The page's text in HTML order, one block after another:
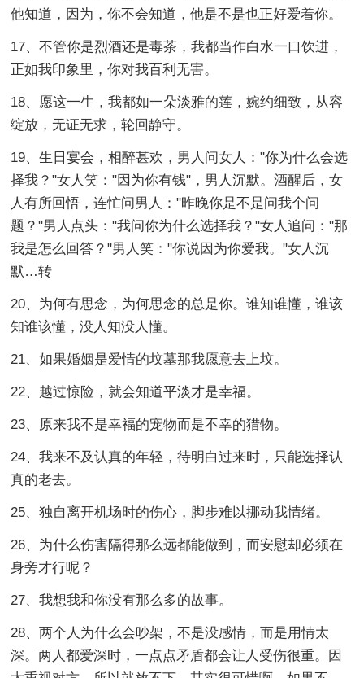
他知道，因为，你不会知道，他是不是也正好爱着你。
17、不管你是烈酒还是毒茶，我都当作白水一口饮进，
正如我印象里，你对我百利无害。
18、愿这一生，我都如一朵淡雅的莲，婉约细致，从容
绽放，无证无求，轮回静守。
19、生日宴会，相醉甚欢，男人问女人："你为什么会选
择我？"女人笑："因为你有钱"，男人沉默。酒醒后，女
人有所回悟，连忙问男人："昨晚你是不是问我个问
题？"男人点头："我问你为什么选择我？"女人追问："那
我是怎么回答？"男人笑："你说因为你爱我。"女人沉
默…转
20、为何有思念，为何思念的总是你。谁知谁懂，谁该
知谁该懂，没人知没人懂。
21、如果婚姻是爱情的坟墓那我愿意去上坟。
22、越过惊险，就会知道平淡才是幸福。
23、原来我不是幸福的宠物而是不幸的猎物。
24、我来不及认真的年轻，待明白过来时，只能选择认
真的老去。
25、独自离开机场时的伤心，脚步难以挪动我情绪。
26、为什么伤害隔得那么远都能做到，而安慰却必须在
身旁才行呢？
27、我想我和你没有那么多的故事。
28、两个人为什么会吵架，不是没感情，而是用情太
深。两人都爱深时，一点点矛盾都会让人受伤很重。因